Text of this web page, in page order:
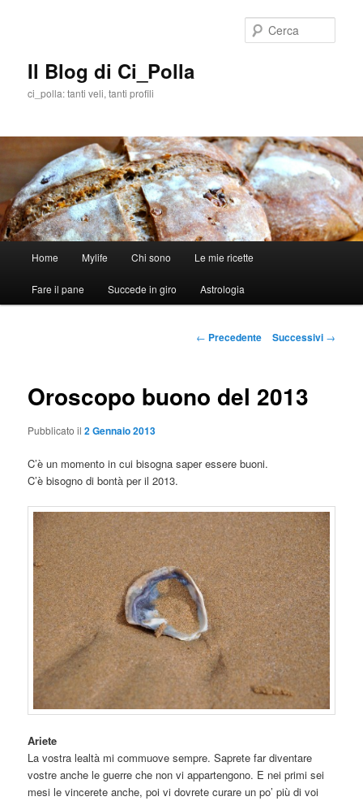
Il Blog di Ci_Polla
ci_polla: tanti veli, tanti profili
principale
Vai
al
Home Mylife Chi sono Le mie ricette
Fare il pane Succede in giro Astrologia
Navigazione
← Precedente Successivi →
Oroscopo buono del 2013
Pubblicato il2 Gennaio 2013
C’è un momento in cui bisogna saper essere buoni.
C’è bisogno di bontà per il 2013.
Ariete
La vostra lealtà mi commuove sempre. Saprete far diventare
vostre anche le guerre che non vi appartengono. E nei primi sei
mesi le vincerete anche, poi vi dovrete curare un po’ più di voi